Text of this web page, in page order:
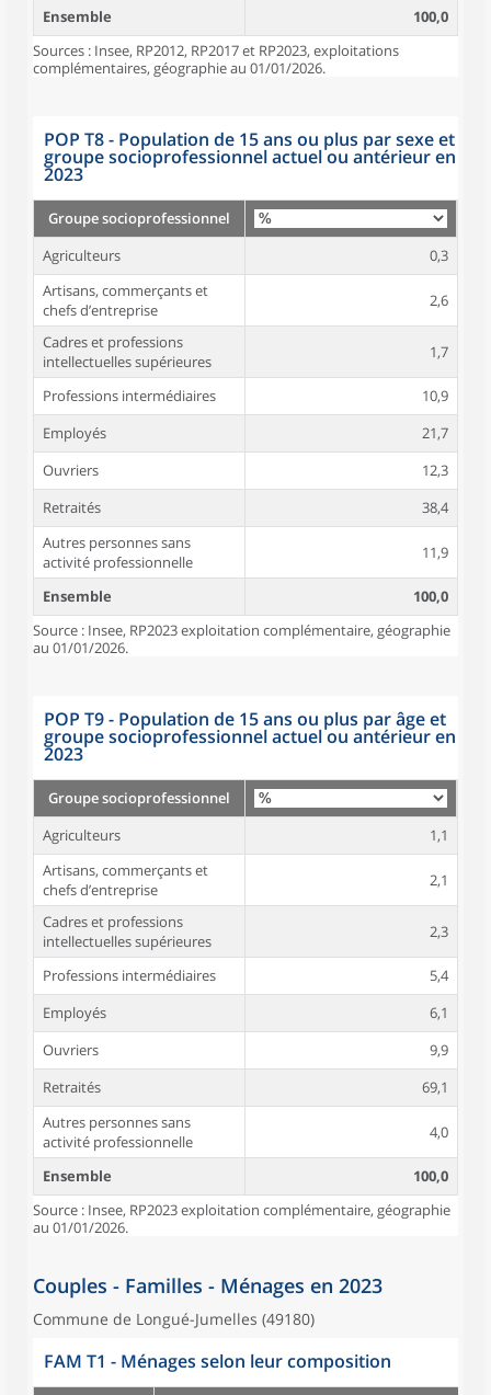
Ensemble
100,0
Sources : Insee, RP2012, RP2017 et RP2023, exploitations
complémentaires, géographie au 01/01/2026.
POP T8 - Population de 15 ans ou plus par sexe et
groupe socioprofessionnel actuel ou antérieur en
2023
Groupe socioprofessionnel
Agriculteurs
0,3
Artisans, commerçants et
chefs d’entreprise
2,6
Cadres et professions
intellectuelles supérieures
1,7
Professions intermédiaires
10,9
Employés
21,7
Ouvriers
12,3
Retraités
38,4
Autres personnes sans
activité professionnelle
11,9
Ensemble
100,0
Source : Insee, RP2023 exploitation complémentaire, géographie
au 01/01/2026.
POP T9 - Population de 15 ans ou plus par âge et
groupe socioprofessionnel actuel ou antérieur en
2023
Groupe socioprofessionnel
Agriculteurs
1,1
Artisans, commerçants et
chefs d’entreprise
2,1
Cadres et professions
intellectuelles supérieures
2,3
Professions intermédiaires
5,4
Employés
6,1
Ouvriers
9,9
Retraités
69,1
Autres personnes sans
activité professionnelle
4,0
Ensemble
100,0
Source : Insee, RP2023 exploitation complémentaire, géographie
au 01/01/2026.
Couples - Familles - Ménages en 2023
Commune de Longué-Jumelles (49180)
FAM T1 - Ménages selon leur composition